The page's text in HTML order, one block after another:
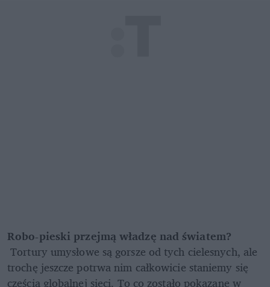
Robo-pieski przejmą władzę nad światem?
Tortury umysłowe są gorsze od tych cielesnych, ale
trochę jeszcze potrwa nim całkowicie staniemy się
częścią globalnej sieci. To co zostało pokazane w